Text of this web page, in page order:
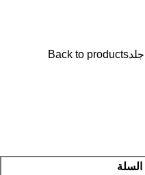
Back to products
السلة